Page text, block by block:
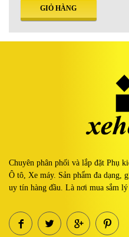
GIỎ HÀNG
Chuyên phân phối và lắp đặt Phụ
Ô tô, Xe máy. Sản phẩm đa dạng,
uy tín hàng đầu. Là nơi mua sắm